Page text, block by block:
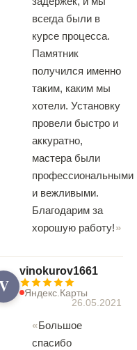
всегда были в
курсе процесса.
Памятник
получился именно
таким, каким мы
хотели. Установку
провели быстро и
аккуратно,
мастера были
профессиональными
и вежливыми.
Благодарим за
хорошую работу!
vinokurov1661
Яндекс.Карты
26.05.2021
Большое
спасибо